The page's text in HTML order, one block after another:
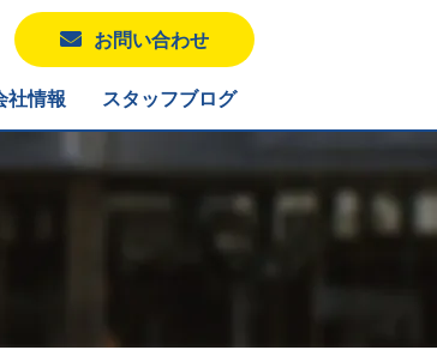
お問い合わせ
社情報 スタッフブログ